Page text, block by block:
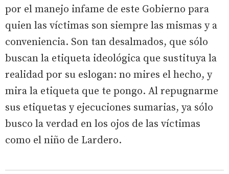
por el manejo infame de este Gobierno para
quien las víctimas son siempre las mismas y a
conveniencia. Son tan desalmados, que sólo
buscan la etiqueta ideológica que sustituya la
realidad por su eslogan: no mires el hecho, y
mira la etiqueta que te pongo. Al repugnarme
sus etiquetas y ejecuciones sumarias, ya sólo
busco la verdad en los ojos de las víctimas
como el niño de Lardero.